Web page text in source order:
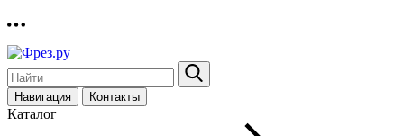
Навигация Контакты
Каталог